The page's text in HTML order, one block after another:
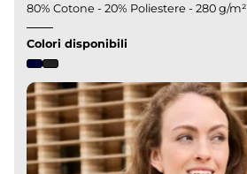
80% Cotone - 20% Poliestere - 280 g/m²
Colori disponibili